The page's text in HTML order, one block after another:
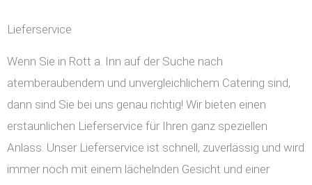
Lieferservice
Wenn Sie in Rott a. Inn auf der Suche nach
atemberaubendem und unvergleichlichem Catering sind,
dann sind Sie bei uns genau richtig! Wir bieten einen
erstaunlichen Lieferservice für Ihren ganz speziellen
Anlass. Unser Lieferservice ist schnell, zuverlässig und wird
immer noch mit einem lächelnden Gesicht und einer